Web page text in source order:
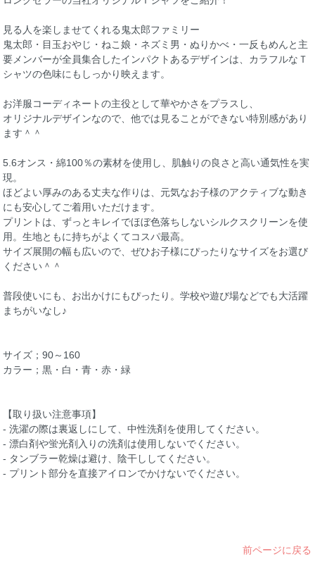
見る人を楽しませてくれる鬼太郎ファミリー
鬼太郎・目玉おやじ・ねこ娘・ネズミ男・ぬりかべ・一反もめんと主
要メンバーが全員集合したインパクトあるデザインは、カラフルなＴ
シャツの色味にもしっかり映えます。
お洋服コーディネートの主役として華やかさをプラスし、
オリジナルデザインなので、他では見ることができない特別感があり
ます＾＾
5.6オンス・綿100％の素材を使用し、肌触りの良さと高い通気性を実
現。
ほどよい厚みのある丈夫な作りは、元気なお子様のアクティブな動き
にも安心してご着用いただけます。
プリントは、ずっとキレイでほぼ色落ちしないシルクスクリーンを使
用。生地ともに持ちがよくてコスパ最高。
サイズ展開の幅も広いので、ぜひお子様にぴったりなサイズをお選び
ください＾＾
普段使いにも、お出かけにもぴったり。学校や遊び場などでも大活躍
まちがいなし♪
サイズ；90～160
カラー；黒・白・青・赤・緑
【取り扱い注意事項】
- 洗濯の際は裏返しにして、中性洗剤を使用してください。
- 漂白剤や蛍光剤入りの洗剤は使用しないでください。
- タンブラー乾燥は避け、陰干ししてください。
- プリント部分を直接アイロンでかけないでください。
前ページに戻る